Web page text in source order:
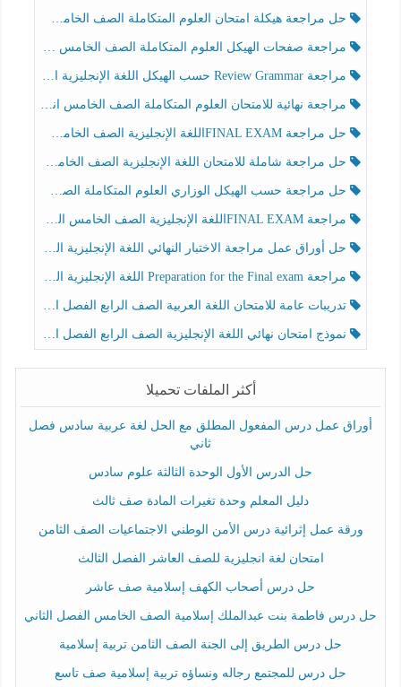
حل مراجعة هيكلة امتحان العلوم المتكاملة الصف الخامس عام الفصل الثالث
مراجعة صفحات الهيكل العلوم المتكاملة الصف الخامس انسبير الفصل الثالث
مراجعة Review Grammar حسب الهيكل اللغة الإنجليزية الصف الخامس الفصل الثالث
مراجعة نهائية للامتحان العلوم المتكاملة الصف الخامس انسبير الفصل الثالث
حل مراجعة FINAL EXAMاللغة الإنجليزية الصف الخامس الفصل الثالث
حل مراجعة شاملة للامتحان اللغة الإنجليزية الصف الخامس الفصل الثالث
حل مراجعة حسب الهيكل الوزاري العلوم المتكاملة الصف الخامس عام الفصل الثالث
مراجعة FINAL EXAMاللغة الإنجليزية الصف الخامس الفصل الثالث
حل أوراق عمل مراجعة الاختبار النهائي اللغة الإنجليزية الصف الرابع الفصل الثالث
مراجعة Preparation for the Final exam اللغة الإنجليزية الصف الرابع الفصل الثالث
تدريبات عامة للامتحان اللغة العربية الصف الرابع الفصل الثالث
نموذج امتحان نهائي اللغة الإنجليزية الصف الرابع الفصل الثالث
أكثر الملفات تحميلا
أوراق عمل درس المفعول المطلق مع الحل لغة عربية سادس فصل
ثاني
حل الدرس الأول الوحدة الثالثة علوم سادس
دليل المعلم وحدة تغيرات المادة صف ثالث
ورقة عمل إثرائية درس الأمن الوطني الاجتماعيات الصف الثامن
امتحان لغة انجليزية للصف العاشر الفصل الثالث
حل درس أصحاب الكهف إسلامية صف عاشر
حل درس فاطمة بنت عبدالملك إسلامية الصف الخامس الفصل الثاني
حل درس الطريق إلى الجنة الصف الثامن تربية إسلامية
حل درس للمجتمع رجاله ونساؤه تربية إسلامية صف تاسع